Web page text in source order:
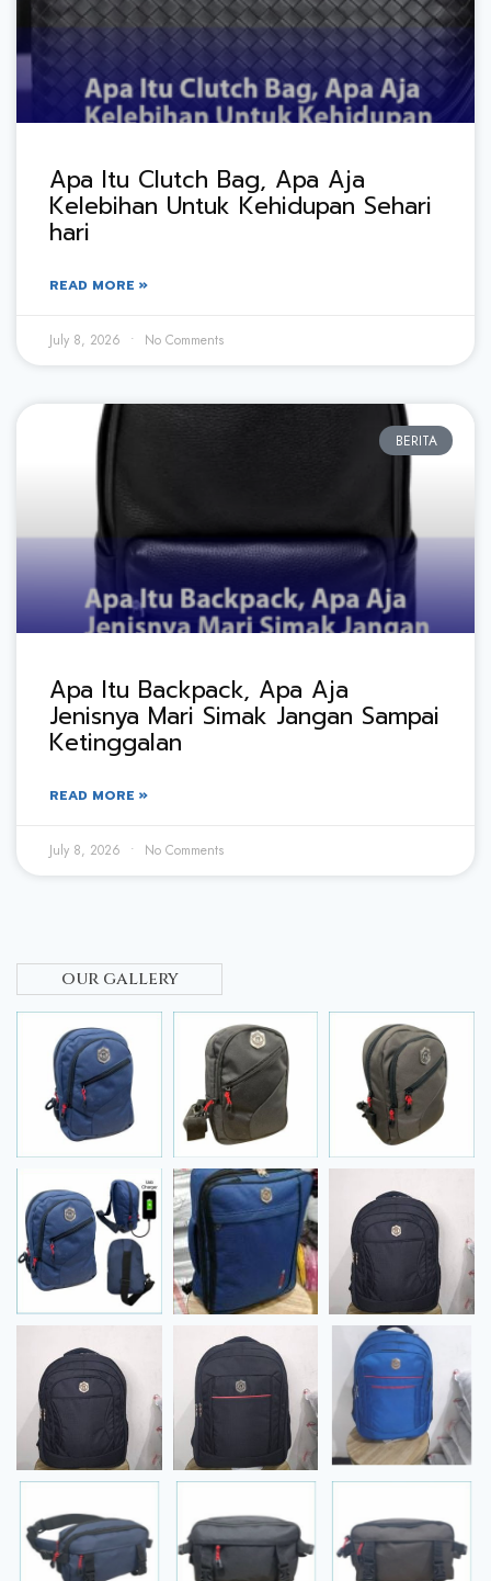
Apa Itu Clutch Bag, Apa Aja
Kelebihan Untuk Kehidupan Sehari
hari
READ MORE »
July 8, 2026 No Comments
BERITA
Apa Itu Backpack, Apa Aja
Jenisnya Mari Simak Jangan Sampai
Ketinggalan
READ MORE »
July 8, 2026 No Comments
our gallery